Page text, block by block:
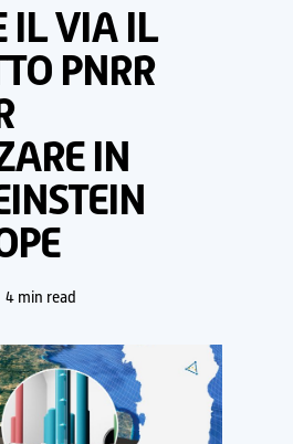
IL VIA IL
PNRR
IN
4 min read